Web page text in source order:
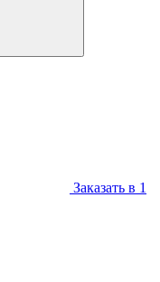
Заказать в 1